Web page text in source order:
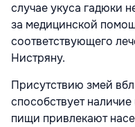
случае укуса гадюки
за медицинской
соответствующего
Нистряну.
Присутствию змей
способствует
пищи привлекают